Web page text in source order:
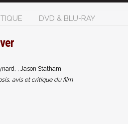
DVD & BLU-RAY
, Jason Statham
avis et critique du film